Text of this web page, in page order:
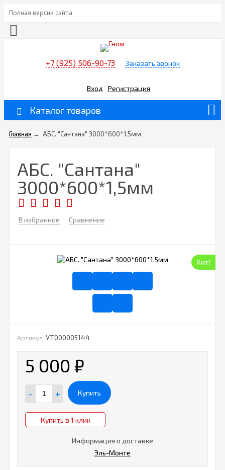
Полная версия сайта
+7 (925) 506-90-73 Заказать звонок
Вход Регистрация
Каталог товаров
Главная → АБС. "Сантана" 3000*600*1,5мм
АБС. "Сантана"
3000*600*1,5мм
В избранное Сравнение
Хит!
Артикул: УТ000005144
5 000 ₽
- + Купить
Купить в 1 клик
Информация о доставке
Эль-Монте